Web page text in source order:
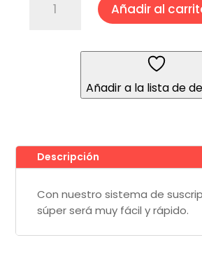
Multiflora
Añadir al
Añadir a la lista de
Descripción
Con nuestro sistema de
súper será muy fácil y rápido.